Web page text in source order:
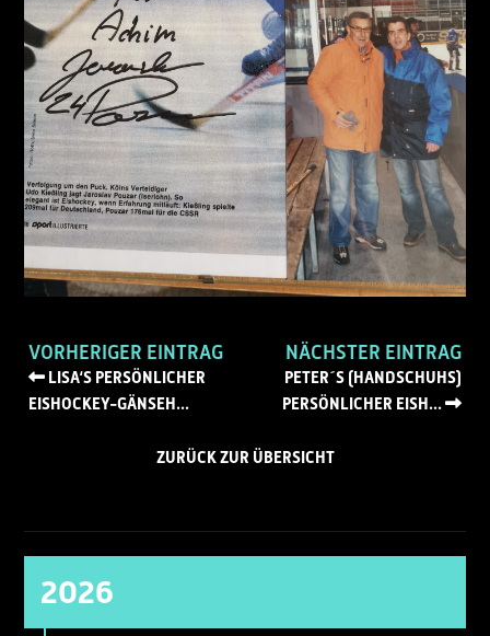
VORHERIGER EINTRAG
LISA‘S PERSÖNLICHER
EISHOCKEY-GÄNSEH...
NÄCHSTER EINTRAG
PETER´S (HANDSCHUHS)
PERSÖNLICHER EISH...
ZURÜCK ZUR ÜBERSICHT
2026